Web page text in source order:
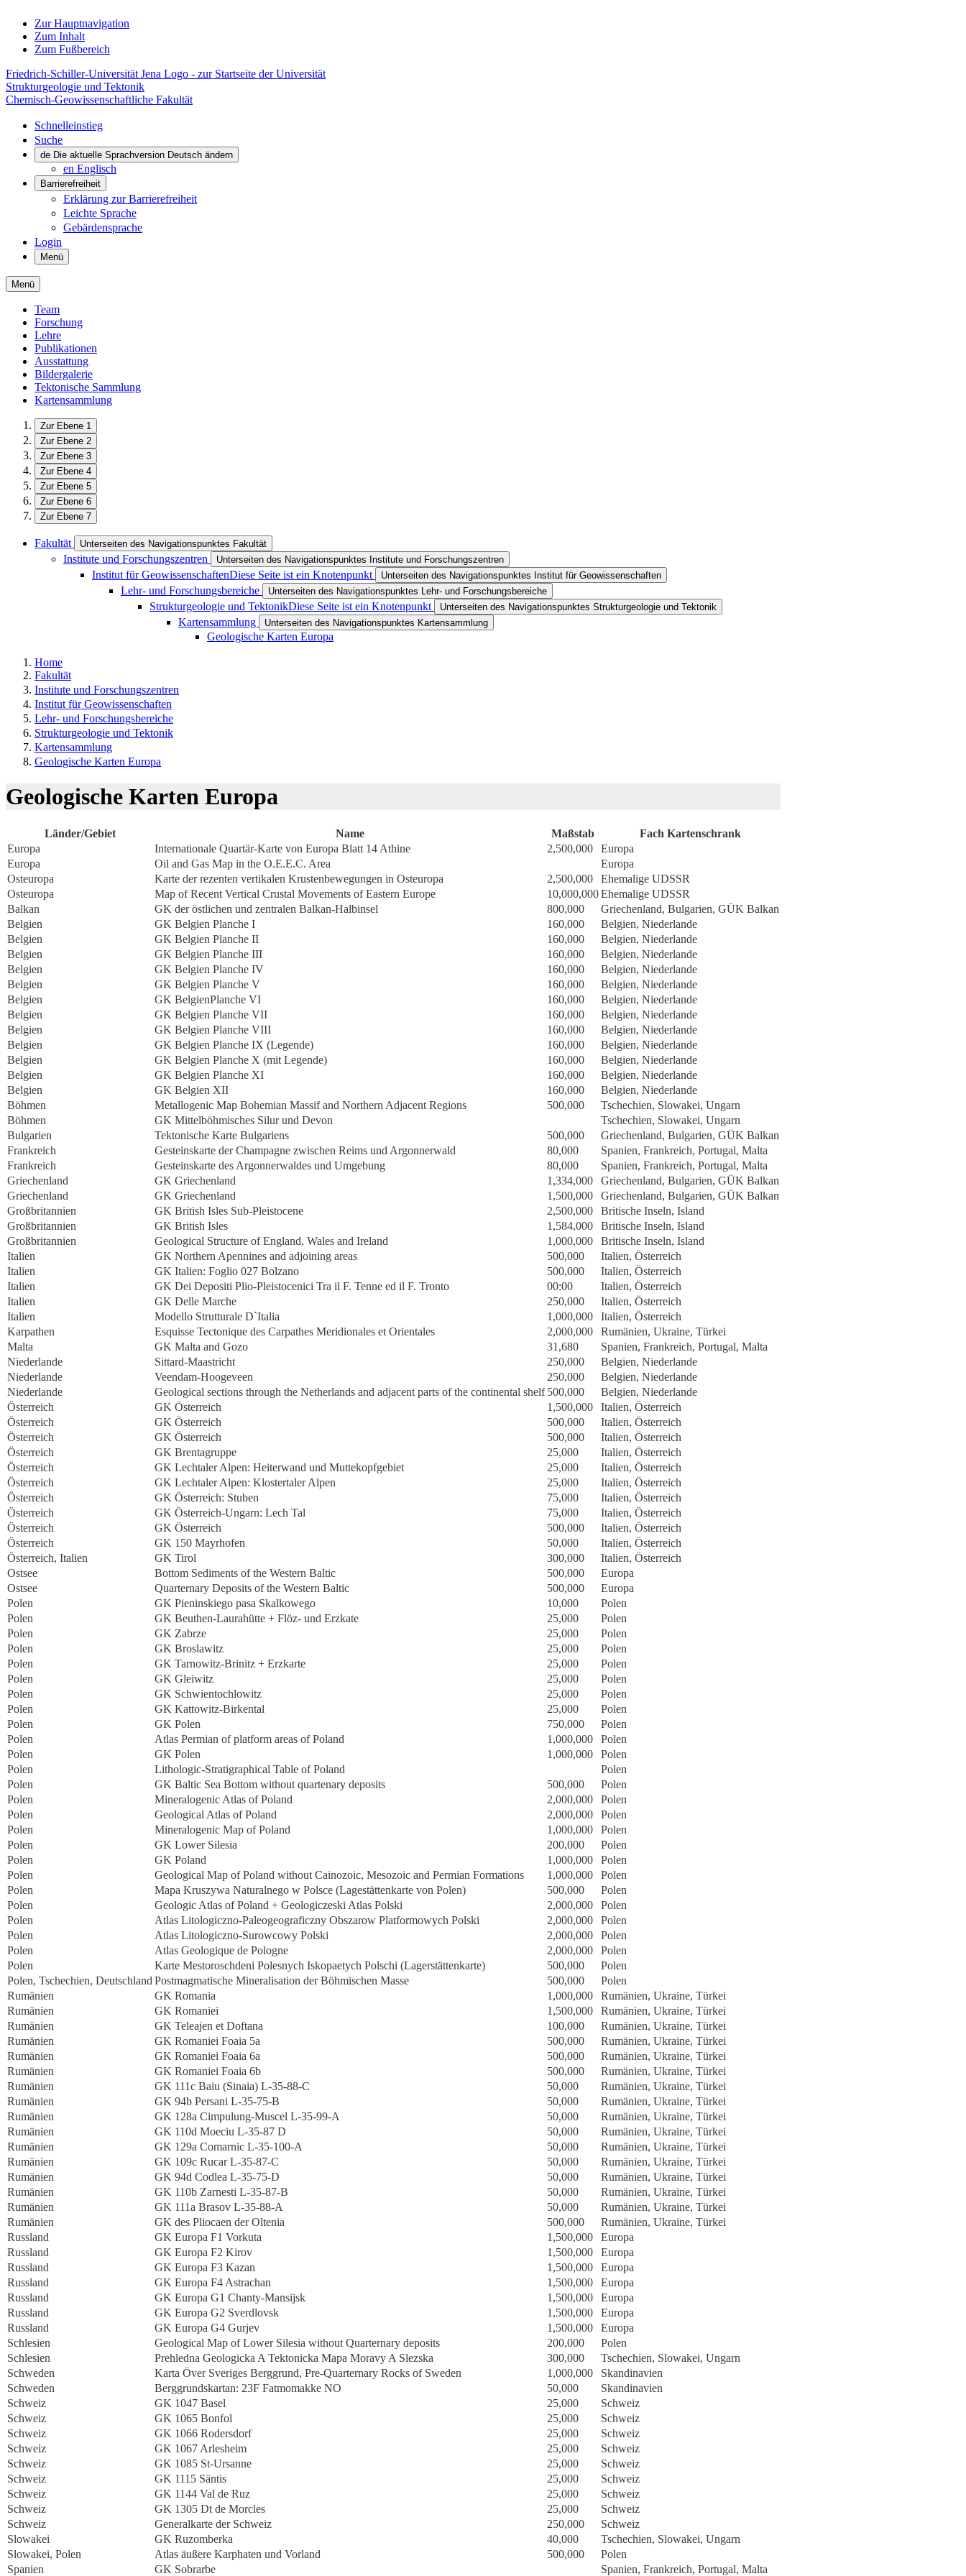
Zur Hauptnavigation
Zum Inhalt
Zum Fußbereich
Friedrich-Schiller-Universität Jena Logo - zur Startseite der Universität
Strukturgeologie und Tektonik
Chemisch-Geowissenschaftliche Fakultät
Schnelleinstieg
Suche
de Die aktuelle Sprachversion Deutsch ändern
en Englisch
Barrierefreiheit
Erklärung zur Barrierefreiheit
Leichte Sprache
Gebärdensprache
Login
Menü
Menü
Team
Forschung
Lehre
Publikationen
Ausstattung
Bildergalerie
Tektonische Sammlung
Kartensammlung
Zur Ebene 1
Zur Ebene 2
Zur Ebene 3
Zur Ebene 4
Zur Ebene 5
Zur Ebene 6
Zur Ebene 7
Fakultät Unterseiten des Navigationspunktes Fakultät
Institute und Forschungszentren Unterseiten des Navigationspunktes Institute und Forschungszentren
Institut für GeowissenschaftenDiese Seite ist ein Knotenpunkt Unterseiten des Navigationspunktes Institut für Geowissenschaften
Lehr- und Forschungsbereiche Unterseiten des Navigationspunktes Lehr- und Forschungsbereiche
Strukturgeologie und TektonikDiese Seite ist ein Knotenpunkt Unterseiten des Navigationspunktes Strukturgeologie und Tektonik
Kartensammlung Unterseiten des Navigationspunktes Kartensammlung
Geologische Karten Europa
Home
Fakultät
Institute und Forschungszentren
Institut für Geowissenschaften
Lehr- und Forschungsbereiche
Strukturgeologie und Tektonik
Kartensammlung
Geologische Karten Europa
Geologische Karten Europa
Länder/Gebiet Name Maßstab
Fach Kartenschrank
Europa
Internationale Quartär-Karte von Europa Blatt 14 Athine 2,500,000
Europa
Europa
Oil and Gas Map in the O.E.E.C. Area
Europa
Osteuropa
Karte der rezenten vertikalen Krustenbewegungen in Osteuropa 2,500,000
Ehemalige UDSSR
Osteuropa
Map of Recent Vertical Crustal Movements of Eastern Europe 10,000,000Ehemalige UDSSR
Balkan
GK der östlichen und zentralen Balkan-Halbinsel 800,000
Griechenland, Bulgarien, GÜK Balkan
Belgien
GK Belgien Planche I 160,000
Belgien, Niederlande
Belgien
GK Belgien Planche II 160,000
Belgien, Niederlande
Belgien
GK Belgien Planche III 160,000
Belgien, Niederlande
Belgien
GK Belgien Planche IV 160,000
Belgien, Niederlande
Belgien
GK Belgien Planche V 160,000
Belgien, Niederlande
Belgien
GK BelgienPlanche VI 160,000
Belgien, Niederlande
Belgien
GK Belgien Planche VII 160,000
Belgien, Niederlande
Belgien
GK Belgien Planche VIII 160,000
Belgien, Niederlande
Belgien
GK Belgien Planche IX (Legende) 160,000
Belgien, Niederlande
Belgien
GK Belgien Planche X (mit Legende) 160,000
Belgien, Niederlande
Belgien
GK Belgien Planche XI 160,000
Belgien, Niederlande
Belgien
GK Belgien XII 160,000
Belgien, Niederlande
Böhmen
Metallogenic Map Bohemian Massif and Northern Adjacent Regions 500,000
Tschechien, Slowakei, Ungarn
Böhmen
GK Mittelböhmisches Silur und Devon
Tschechien, Slowakei, Ungarn
Bulgarien
Tektonische Karte Bulgariens 500,000
Griechenland, Bulgarien, GÜK Balkan
Frankreich
Gesteinskarte der Champagne zwischen Reims und Argonnerwald 80,000
Spanien, Frankreich, Portugal, Malta
Frankreich
Gesteinskarte des Argonnerwaldes und Umgebung 80,000
Spanien, Frankreich, Portugal, Malta
Griechenland
GK Griechenland 1,334,000
Griechenland, Bulgarien, GÜK Balkan
Griechenland
GK Griechenland 1,500,000
Griechenland, Bulgarien, GÜK Balkan
Großbritannien
GK British Isles Sub-Pleistocene 2,500,000
Britische Inseln, Island
Großbritannien
GK British Isles 1,584,000
Britische Inseln, Island
Großbritannien
Geological Structure of England, Wales and Ireland 1,000,000
Britische Inseln, Island
Italien
GK Northern Apennines and adjoining areas 500,000
Italien, Österreich
Italien
GK Italien: Foglio 027 Bolzano 500,000
Italien, Österreich
Italien
GK Dei Depositi Plio-Pleistocenici Tra il F. Tenne ed il F. Tronto 00:00
Italien, Österreich
Italien
GK Delle Marche 250,000
Italien, Österreich
Italien
Modello Strutturale D`Italia 1,000,000
Italien, Österreich
Karpathen
Esquisse Tectonique des Carpathes Meridionales et Orientales 2,000,000
Rumänien, Ukraine, Türkei
Malta
GK Malta and Gozo 31,680
Spanien, Frankreich, Portugal, Malta
Niederlande
Sittard-Maastricht 250,000
Belgien, Niederlande
Niederlande
Veendam-Hoogeveen 250,000
Belgien, Niederlande
Niederlande
Geological sections through the Netherlands and adjacent parts of the continental shelf 500,000
Belgien, Niederlande
Österreich
GK Österreich 1,500,000
Italien, Österreich
Österreich
GK Österreich 500,000
Italien, Österreich
Österreich
GK Österreich 500,000
Italien, Österreich
Österreich
GK Brentagruppe 25,000
Italien, Österreich
Österreich
GK Lechtaler Alpen: Heiterwand und Muttekopfgebiet 25,000
Italien, Österreich
Österreich
GK Lechtaler Alpen: Klostertaler Alpen 25,000
Italien, Österreich
Österreich
GK Österreich: Stuben 75,000
Italien, Österreich
Österreich
GK Österreich-Ungarn: Lech Tal 75,000
Italien, Österreich
Österreich
GK Österreich 500,000
Italien, Österreich
Österreich
GK 150 Mayrhofen 50,000
Italien, Österreich
Österreich, Italien
GK Tirol 300,000
Italien, Österreich
Ostsee
Bottom Sediments of the Western Baltic 500,000
Europa
Ostsee
Quarternary Deposits of the Western Baltic 500,000
Europa
Polen
GK Pieninskiego pasa Skalkowego 10,000
Polen
Polen
GK Beuthen-Laurahütte + Flöz- und Erzkate 25,000
Polen
Polen
GK Zabrze 25,000
Polen
Polen
GK Broslawitz 25,000
Polen
Polen
GK Tarnowitz-Brinitz + Erzkarte 25,000
Polen
Polen
GK Gleiwitz 25,000
Polen
Polen
GK Schwientochlowitz 25,000
Polen
Polen
GK Kattowitz-Birkental 25,000
Polen
Polen
GK Polen 750,000
Polen
Polen
Atlas Permian of platform areas of Poland 1,000,000
Polen
Polen
GK Polen 1,000,000
Polen
Polen
Lithologic-Stratigraphical Table of Poland
Polen
Polen
GK Baltic Sea Bottom without quartenary deposits 500,000
Polen
Polen
Mineralogenic Atlas of Poland 2,000,000
Polen
Polen
Geological Atlas of Poland 2,000,000
Polen
Polen
Mineralogenic Map of Poland 1,000,000
Polen
Polen
GK Lower Silesia 200,000
Polen
Polen
GK Poland 1,000,000
Polen
Polen
Geological Map of Poland without Cainozoic, Mesozoic and Permian Formations 1,000,000
Polen
Polen
Mapa Kruszywa Naturalnego w Polsce (Lagestättenkarte von Polen) 500,000
Polen
Polen
Geologic Atlas of Poland + Geologiczeski Atlas Polski 2,000,000
Polen
Polen
Atlas Litologiczno-Paleogeograficzny Obszarow Platformowych Polski 2,000,000
Polen
Polen
Atlas Litologiczno-Surowcowy Polski 2,000,000
Polen
Polen
Atlas Geologique de Pologne 2,000,000
Polen
Polen
Karte Mestoroschdeni Polesnych Iskopaetych Polschi (Lagerstättenkarte) 500,000
Polen
Polen, Tschechien, Deutschland Postmagmatische Mineralisation der Böhmischen Masse 500,000
Polen
Rumänien
GK Romania 1,000,000
Rumänien, Ukraine, Türkei
Rumänien
GK Romaniei 1,500,000
Rumänien, Ukraine, Türkei
Rumänien
GK Teleajen et Doftana 100,000
Rumänien, Ukraine, Türkei
Rumänien
GK Romaniei Foaia 5a 500,000
Rumänien, Ukraine, Türkei
Rumänien
GK Romaniei Foaia 6a 500,000
Rumänien, Ukraine, Türkei
Rumänien
GK Romaniei Foaia 6b 500,000
Rumänien, Ukraine, Türkei
Rumänien
GK 111c Baiu (Sinaia) L-35-88-C 50,000
Rumänien, Ukraine, Türkei
Rumänien
GK 94b Persani L-35-75-B 50,000
Rumänien, Ukraine, Türkei
Rumänien
GK 128a Cimpulung-Muscel L-35-99-A 50,000
Rumänien, Ukraine, Türkei
Rumänien
GK 110d Moeciu L-35-87 D 50,000
Rumänien, Ukraine, Türkei
Rumänien
GK 129a Comarnic L-35-100-A 50,000
Rumänien, Ukraine, Türkei
Rumänien
GK 109c Rucar L-35-87-C 50,000
Rumänien, Ukraine, Türkei
Rumänien
GK 94d Codlea L-35-75-D 50,000
Rumänien, Ukraine, Türkei
Rumänien
GK 110b Zarnesti L-35-87-B 50,000
Rumänien, Ukraine, Türkei
Rumänien
GK 111a Brasov L-35-88-A 50,000
Rumänien, Ukraine, Türkei
Rumänien
GK des Pliocaen der Oltenia 500,000
Rumänien, Ukraine, Türkei
Russland
GK Europa F1 Vorkuta 1,500,000
Europa
Russland
GK Europa F2 Kirov 1,500,000
Europa
Russland
GK Europa F3 Kazan 1,500,000
Europa
Russland
GK Europa F4 Astrachan 1,500,000
Europa
Russland
GK Europa G1 Chanty-Mansijsk 1,500,000
Europa
Russland
GK Europa G2 Sverdlovsk 1,500,000
Europa
Russland
GK Europa G4 Gurjev 1,500,000
Europa
Schlesien
Geological Map of Lower Silesia without Quarternary deposits 200,000
Polen
Schlesien
Prehledna Geologicka A Tektonicka Mapa Moravy A Slezska 300,000
Tschechien, Slowakei, Ungarn
Schweden
Karta Över Sveriges Berggrund, Pre-Quarternary Rocks of Sweden 1,000,000
Skandinavien
Schweden
Berggrundskartan: 23F Fatmomakke NO 50,000
Skandinavien
Schweiz
GK 1047 Basel 25,000
Schweiz
Schweiz
GK 1065 Bonfol 25,000
Schweiz
Schweiz
GK 1066 Rodersdorf 25,000
Schweiz
Schweiz
GK 1067 Arlesheim 25,000
Schweiz
Schweiz
GK 1085 St-Ursanne 25,000
Schweiz
Schweiz
GK 1115 Säntis 25,000
Schweiz
Schweiz
GK 1144 Val de Ruz 25,000
Schweiz
Schweiz
GK 1305 Dt de Morcles 25,000
Schweiz
Schweiz
Generalkarte der Schweiz 250,000
Schweiz
Slowakei
GK Ruzomberka 40,000
Tschechien, Slowakei, Ungarn
Slowakei, Polen
Atlas äußere Karphaten und Vorland 500,000
Polen
Spanien
GK Sobrarbe Spanien, Frankreich, Portugal, Malta